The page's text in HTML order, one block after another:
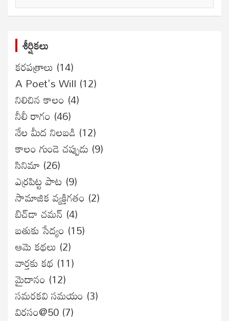
శీర్షికలు
కరపత్రాలు (14)
A Poet's Will (12)
నిలిచిన కాలం (4)
నీలీ రాగం (46)
నేల మీద నిలబడి (12)
కాలం గుండె చప్పుడు (9)
సినిమా (26)
ఎర్రపిట్ట పాట (9)
సామాజిక వ్యక్తిగతం (2)
బిచ్‌డా చమన్ (4)
బతుకు సేద్యం (15)
ఆమె కథలు (2)
వార్తకు కథ (11)
మైదానం (12)
సమరకవి సమయం (3)
విరసం@50 (7)